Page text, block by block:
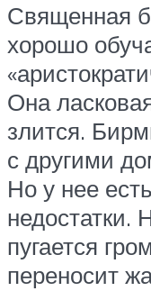
Священная
хорошо
Она
злится.
с другими
Но у нее
недостатки.
пугается
переносит